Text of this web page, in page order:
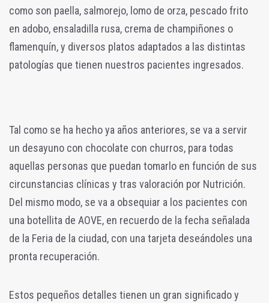
como son paella, salmorejo, lomo de orza, pescado frito
en adobo, ensaladilla rusa, crema de champiñones o
flamenquín, y diversos platos adaptados a las distintas
patologías que tienen nuestros pacientes ingresados.
Tal como se ha hecho ya años anteriores, se va a servir
un desayuno con chocolate con churros, para todas
aquellas personas que puedan tomarlo en función de sus
circunstancias clínicas y tras valoración por Nutrición.
Del mismo modo, se va a obsequiar a los pacientes con
una botellita de AOVE, en recuerdo de la fecha señalada
de la Feria de la ciudad, con una tarjeta deseándoles una
pronta recuperación.
Estos pequeños detalles tienen un gran significado y